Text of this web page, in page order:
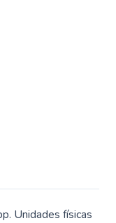
Unidades físicas